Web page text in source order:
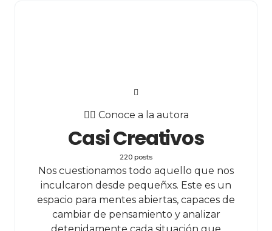
✍🏻 Conoce a la autora
Casi Creativos
220 posts
Nos cuestionamos todo aquello que nos
inculcaron desde pequeñxs. Este es un
espacio para mentes abiertas, capaces de
cambiar de pensamiento y analizar